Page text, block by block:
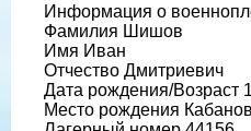
Информация о
Фамилия Шишов
Имя Иван
Отчество Дмитриевич
Дата рождения/Возраст
Место рождения